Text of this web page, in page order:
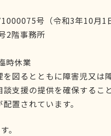
号（令和3年10月1
2階事務所
時休業
図るとともに障害児又は
支援の提供を確保するこ
置されています。
。